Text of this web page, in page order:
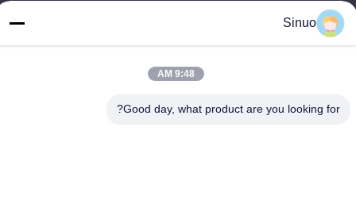
عنوان المصنع
الصناعية، شارع شيبي، منطقة بانيو، قوانغتشو، الصين
Sinuo
9:48 AM
Good day, what product are you looking for?